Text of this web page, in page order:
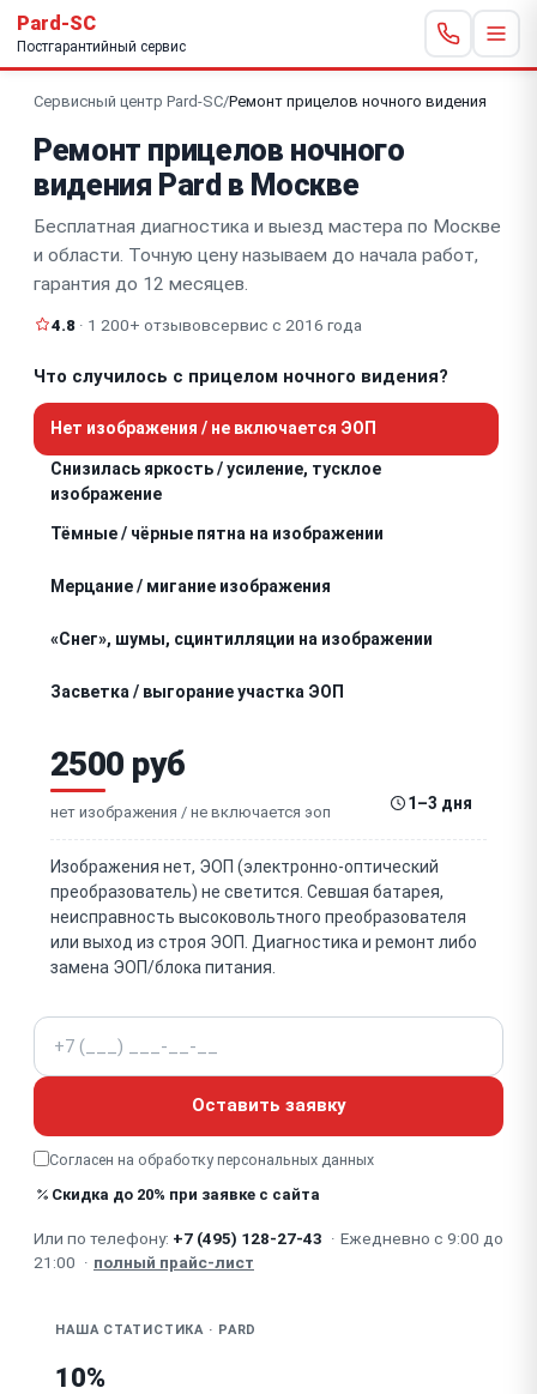
Pard-SC
Постгарантийный сервис
Сервисный центр Pard-SC/Ремонт прицелов ночного видения
Ремонт прицелов ночного
видения Pard в Москве
Бесплатная диагностика и выезд мастера по Москве
и области. Точную цену называем до начала работ,
гарантия до 12 месяцев.
4.8 · 1 200+ отзывовсервис с 2016 года
Что случилось с прицелом ночного видения?
Нет изображения / не включается ЭОП
Снизилась яркость / усиление, тусклое
изображение
Тёмные / чёрные пятна на изображении
Мерцание / мигание изображения
«Снег», шумы, сцинтилляции на изображении
Засветка / выгорание участка ЭОП
(питание ЭОП)
Не включается / села батарея / окисление
контактов
Сбивается пристрелка / уход СТП
Закусывают / не работают барабанчики поправок
сетки
Сдвинута / повреждена прицельная сетка
Не настраивается диоптрийная подстройка
Заедает / не фокусируется объектив
Выключается после выстрела / от отдачи
Повреждение / люфт крепления
2500 руб
нет изображения / не включается эоп 1–3 дня
Изображения нет, ЭОП (электронно-оптический
преобразователь) не светится. Севшая батарея,
неисправность высоковольтного преобразователя
или выход из строя ЭОП. Диагностика и ремонт либо
замена ЭОП/блока питания.
Телефон
Оставить заявку
Согласен на обработку персональных данных
Скидка до 20% при заявке с сайта
Или по телефону: +7 (495) 128-27-43 · Ежедневно с 9:00 до
21:00 · полный прайс-лист
НАША СТАТИСТИКА · PARD
10%